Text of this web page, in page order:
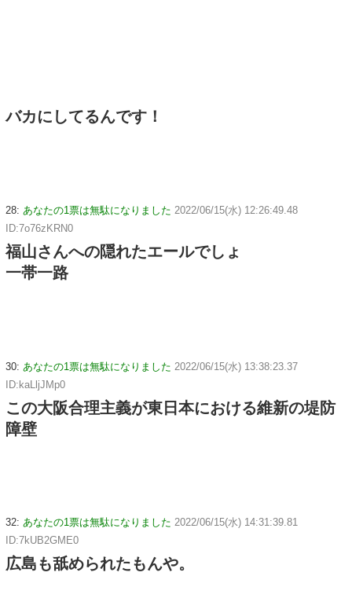
バカにしてるんです！
28: あなたの1票は無駄になりました 2022/06/15(水) 12:26:49.48
ID:7o76zKRN0
福山さんへの隠れたエールでしょ
一帯一路
30: あなたの1票は無駄になりました 2022/06/15(水) 13:38:23.37
ID:kaLljJMp0
この大阪合理主義が東日本における維新の堤防
障壁
32: あなたの1票は無駄になりました 2022/06/15(水) 14:31:39.81
ID:7kUB2GME0
広島も舐められたもんや。